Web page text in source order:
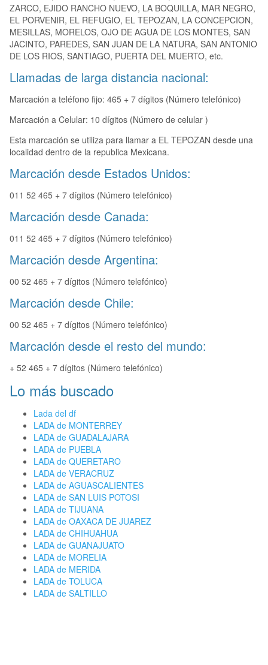
ZARCO, EJIDO RANCHO NUEVO, LA BOQUILLA, MAR NEGRO,
EL PORVENIR, EL REFUGIO, EL TEPOZAN, LA CONCEPCION,
MESILLAS, MORELOS, OJO DE AGUA DE LOS MONTES, SAN
JACINTO, PAREDES, SAN JUAN DE LA NATURA, SAN ANTONIO
DE LOS RIOS, SANTIAGO, PUERTA DEL MUERTO, etc.
Llamadas de larga distancia nacional:
Marcación a teléfono fijo: 465 + 7 dígitos (Número telefónico)
Marcación a Celular: 10 dígitos (Número de celular )
Esta marcación se utiliza para llamar a EL TEPOZAN desde una
localidad dentro de la republica Mexicana.
Marcación desde Estados Unidos:
011 52 465 + 7 dígitos (Número telefónico)
Marcación desde Canada:
011 52 465 + 7 dígitos (Número telefónico)
Marcación desde Argentina:
00 52 465 + 7 dígitos (Número telefónico)
Marcación desde Chile:
00 52 465 + 7 dígitos (Número telefónico)
Marcación desde el resto del mundo:
+ 52 465 + 7 dígitos (Número telefónico)
Lo más buscado
Lada del df
LADA de MONTERREY
LADA de GUADALAJARA
LADA de PUEBLA
LADA de QUERETARO
LADA de VERACRUZ
LADA de AGUASCALIENTES
LADA de SAN LUIS POTOSI
LADA de TIJUANA
LADA de OAXACA DE JUAREZ
LADA de CHIHUAHUA
LADA de GUANAJUATO
LADA de MORELIA
LADA de MERIDA
LADA de TOLUCA
LADA de SALTILLO